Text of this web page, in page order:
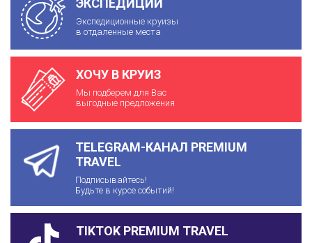
ЭКСПЕДИЦИИ
Экспедиционные круизы
в отдаленные места
ХОЧУ В КРУИЗ
Мы подберем для Вас
выгодные предложения
TELEGRAM-КАНАЛ PREMIUM
TRAVEL
Подписывайтесь!
Будьте в курсе событий!
TIKTOK PREMIUM TRAVEL